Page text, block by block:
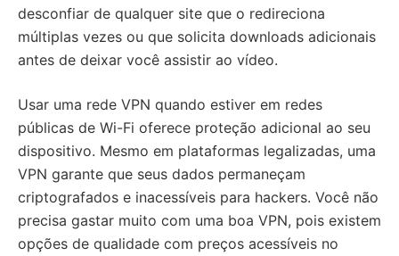
desconfiar de qualquer site que o redireciona
múltiplas vezes ou que solicita downloads adicionais
antes de deixar você assistir ao vídeo.
Usar uma rede VPN quando estiver em redes
públicas de Wi-Fi oferece proteção adicional ao seu
dispositivo. Mesmo em plataformas legalizadas, uma
VPN garante que seus dados permaneçam
criptografados e inacessíveis para hackers. Você não
precisa gastar muito com uma boa VPN, pois existem
opções de qualidade com preços acessíveis no